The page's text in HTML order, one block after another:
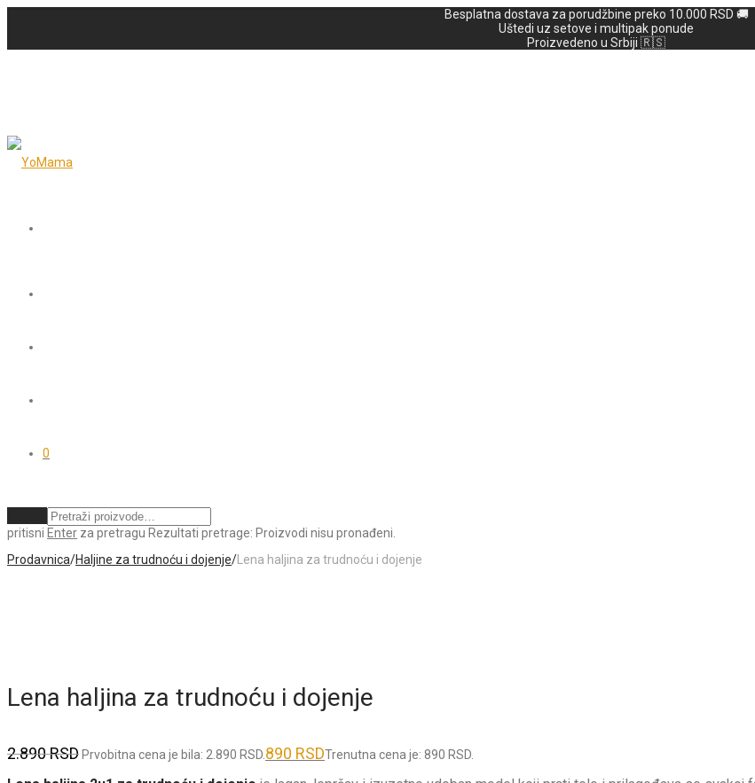
Besplatna dostava za porudžbine preko 10.000 RSD 🚚
Uštedi uz setove i multipak ponude
Proizvedeno u Srbiji 🇷🇸
0
pritisni Enter za pretragu Rezultati pretrage: Proizvodi nisu pronađeni.
Prodavnica/Haljine za trudnoću i dojenje/ Lena haljina za trudnoću i dojenje
Lena haljina za trudnoću i dojenje
2.890RSD Prvobitna cena je bila: 2.890 RSD. 890 RSDTrenutna cena je: 890 RSD.